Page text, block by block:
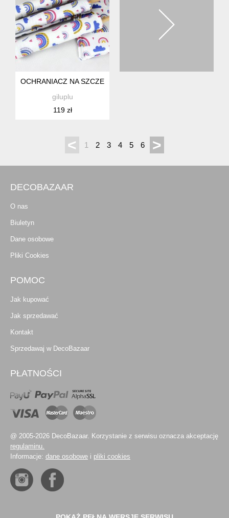
OCHRANIACZ NA SZCZEBELKI ŁÓŻECZKA, KOŁYSKI DLA
giluplu
119 zł
< 1 2 3 4 5 6 >
DECOBAZAAR
O nas
Biuletyn
Dane osobowe
Pliki Cookies
POMOC
Jak kupować
Jak sprzedawać
Kontakt
Sprzedawaj w DecoBazaar
PŁATNOŚCI
@ 2005-2026 DecoBazaar. Korzystanie z serwisu oznacza akceptację
regulaminu.
Informacje: dane osobowe i pliki cookies